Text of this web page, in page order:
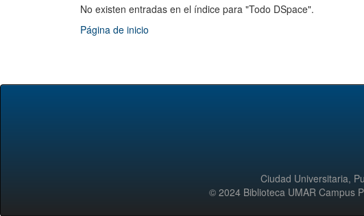
No existen entradas en el índice para "Todo DSpace".
Página de inicio
Ciudad Universitaria,
© 2024 Biblioteca UMAR Campus